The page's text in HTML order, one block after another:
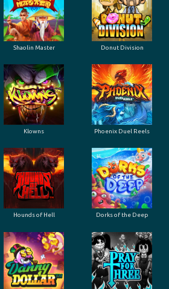
Shaolin Master Donut Division
Klowns Phoenix Duel Reels
Hounds of Hell Dorks of the Deep